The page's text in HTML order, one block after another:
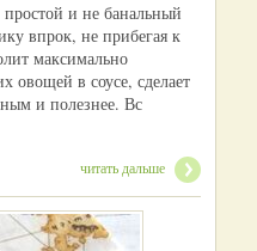
и не банальный
впрок, не прибегая к
максимально
овощей в соусе, сделает
и полезнее. Вс
читать дальше